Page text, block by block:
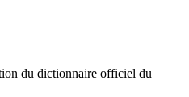
du dictionnaire officiel du